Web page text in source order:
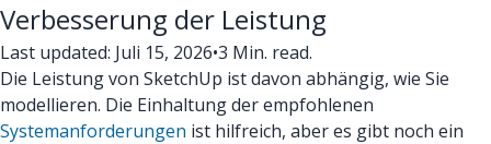
Verbesserung der Leistung
Last updated: Juli 15, 2026•3 Min. read.
Die Leistung von SketchUp ist davon abhängig, wie Sie
modellieren. Die Einhaltung der empfohlenen
Systemanforderungen ist hilfreich, aber es gibt noch ein